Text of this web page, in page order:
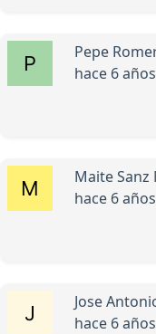
Pepe
hace 6
Maite Sanz
hace 6
Jose
hace 6